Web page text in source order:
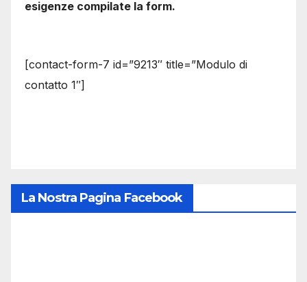
esigenze compilate la form.
[contact-form-7 id=”9213″ title=”Modulo di
contatto 1″]
La Nostra Pagina Facebook